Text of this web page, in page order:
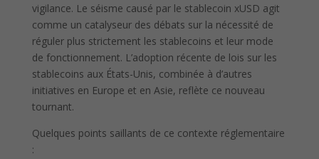
vigilance. Le séisme causé par le stablecoin xUSD agit
comme un catalyseur des débats sur la nécessité de
réguler plus strictement les stablecoins et leur mode
de fonctionnement. L’adoption récente de lois sur les
stablecoins aux États-Unis, combinée à d’autres
initiatives en Europe et en Asie, reflète ce nouveau
tournant.
Quelques points saillants de ce contexte réglementaire
: